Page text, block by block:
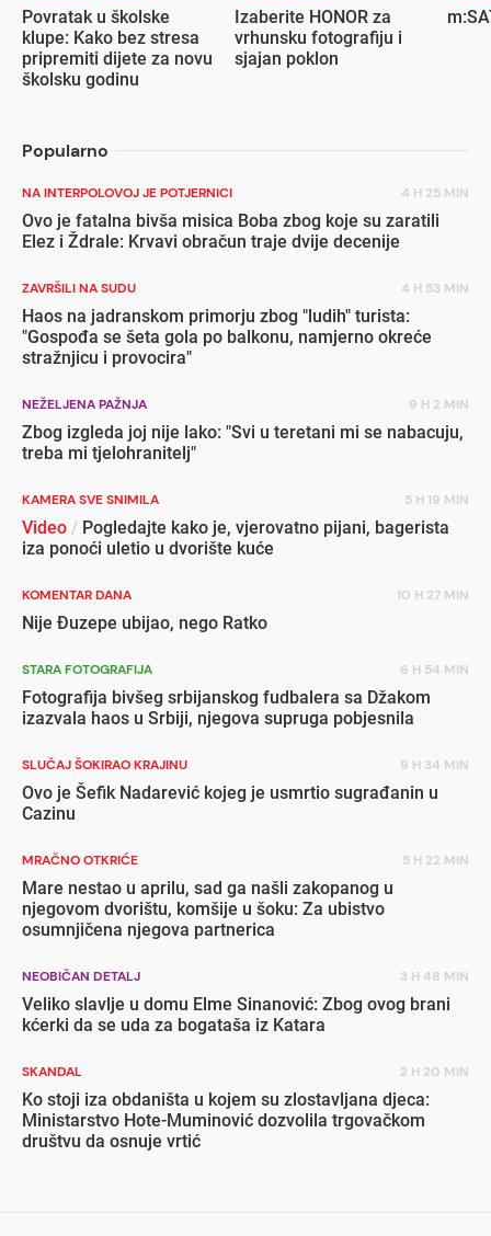
Povratak u školske
klupe: Kako bez stresa
pripremiti dijete za novu
školsku godinu
Izaberite HONOR za
vrhunsku fotografiju i
sjajan poklon
Popularno
NA INTERPOLOVOJ JE POTJERNICI 4 H 25 MIN
Ovo je fatalna bivša misica Boba zbog koje su zaratili
Elez i Ždrale: Krvavi obračun traje dvije decenije
ZAVRŠILI NA SUDU 4 H 53 MIN
Haos na jadranskom primorju zbog "ludih" turista:
"Gospođa se šeta gola po balkonu, namjerno okreće
stražnjicu i provocira"
NEŽELJENA PAŽNJA 9 H 2 MIN
Zbog izgleda joj nije lako: "Svi u teretani mi se nabacuju,
treba mi tjelohranitelj"
KAMERA SVE SNIMILA 5 H 19 MIN
Video / Pogledajte kako je, vjerovatno pijani, bagerista
iza ponoći uletio u dvorište kuće
KOMENTAR DANA 10 H 27 MIN
Nije Đuzepe ubijao, nego Ratko
STARA FOTOGRAFIJA 6 H 54 MIN
Fotografija bivšeg srbijanskog fudbalera sa Džakom
izazvala haos u Srbiji, njegova supruga pobjesnila
SLUČAJ ŠOKIRAO KRAJINU 9 H 34 MIN
Ovo je Šefik Nadarević kojeg je usmrtio sugrađanin u
Cazinu
MRAČNO OTKRIĆE 5 H 22 MIN
Mare nestao u aprilu, sad ga našli zakopanog u
njegovom dvorištu, komšije u šoku: Za ubistvo
osumnjičena njegova partnerica
NEOBIČAN DETALJ 3 H 48 MIN
Veliko slavlje u domu Elme Sinanović: Zbog ovog brani
kćerki da se uda za bogataša iz Katara
SKANDAL 2 H 20 MIN
Ko stoji iza obdaništa u kojem su zlostavljana djeca:
Ministarstvo Hote-Muminović dozvolila trgovačkom
društvu da osnuje vrtić